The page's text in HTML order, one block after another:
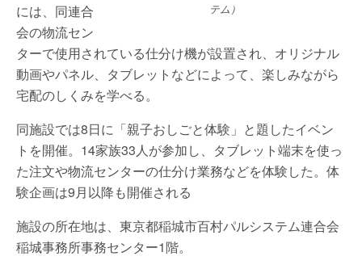
テム）
には、同連合
会の物流セン
ターで使用されている仕分け機が設置され、オリジナル
動画やパネル、タブレットなどによって、楽しみながら
宅配のしくみを学べる。
同施設では8日に「親子おしごと体験」と題したイベン
トを開催。14家族33人が参加し、タブレット端末を使っ
た注文や物流センターの仕分け業務などを体験した。体
験企画は9月以降も開催される
施設の所在地は、東京都稲城市百村パルシステム連合会
稲城事務所事務センター1階。